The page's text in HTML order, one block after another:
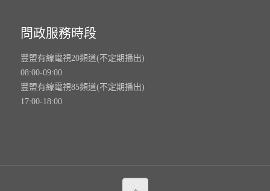
問政服務時段
豐盟有線電視20頻道(不定期播出)
08:00-09:00
豐盟有線電視85頻道(不定期播出)
17:00-18:00